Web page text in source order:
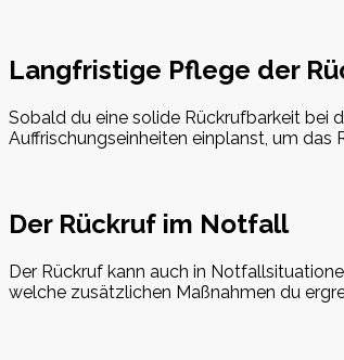
Langfristige Pflege der
Sobald du eine solide Rückrufbarkeit bei
Auffrischungseinheiten einplanst, um
Der Rückruf im Notfall
Der Rückruf kann auch in
welche zusätzlichen Maßnahmen du